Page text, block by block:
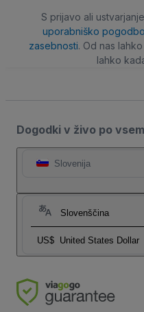
S prijavo ali
uporabniško pogodbo
zasebnosti. Od nas
lahko
Dogodki v živo po
Slovenija
Slovenščina
US$ United States Dollar